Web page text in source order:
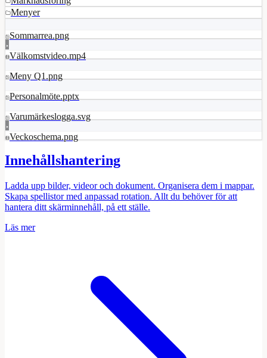
Menyer
Sommarrea.png
Välkomstvideo.mp4
Meny Q1.png
Personalmöte.pptx
Varumärkeslogga.svg
Veckoschema.png
Innehållshantering
Ladda upp bilder, videor och dokument. Organisera dem i mappar.
Skapa spellistor med anpassad rotation. Allt du behöver för att
hantera ditt skärminnehåll, på ett ställe.
Läs mer